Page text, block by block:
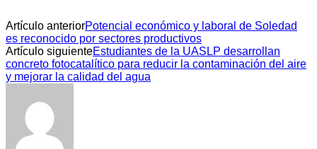
Artículo anteriorPotencial económico y laboral de Soledad
es reconocido por sectores productivos
Artículo siguienteEstudiantes de la UASLP desarrollan
concreto fotocatalítico para reducir la contaminación del aire
y mejorar la calidad del agua